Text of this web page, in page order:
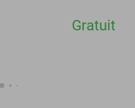
Gratuit